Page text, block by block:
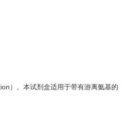
）。本试剂盒适用于带有游离氨基的